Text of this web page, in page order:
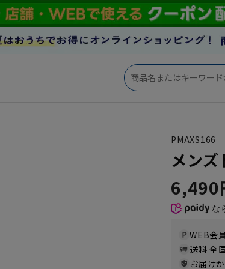
PMAXS166
メン
6,490
な
WEB会
送料 全
お届け